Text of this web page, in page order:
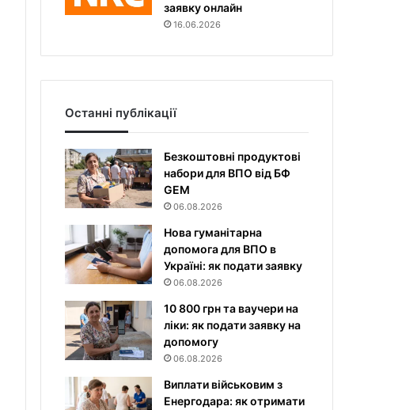
заявку онлайн
16.06.2026
Останні публікації
Безкоштовні продуктові
набори для ВПО від БФ
GEM
06.08.2026
Нова гуманітарна
допомога для ВПО в
Україні: як подати заявку
06.08.2026
10 800 грн та ваучери на
ліки: як подати заявку на
допомогу
06.08.2026
Виплати військовим з
Енергодара: як отримати